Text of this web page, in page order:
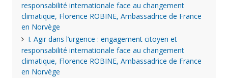
responsabilité internationale face au changement
climatique, Florence ROBINE, Ambassadrice de France
en Norvège
I. Agir dans l’urgence : engagement citoyen et
responsabilité internationale face au changement
climatique, Florence ROBINE, Ambassadrice de France
en Norvège